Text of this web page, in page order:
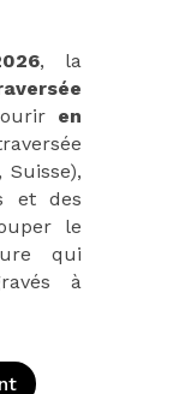
, la
en
et des
le
qui
à